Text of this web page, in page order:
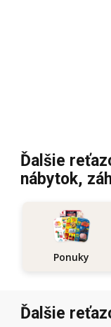
Ďalšie
nábytok,
Ponuky
Ďalšie